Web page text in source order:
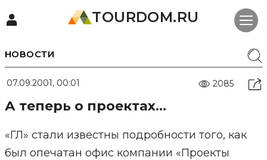
TOURDOM.RU
НОВОСТИ
07.09.2001, 00:01 2085
А теперь о проектах...
«ГЛ» стали известны подробности того, как
был опечатан офис компании «Проекты